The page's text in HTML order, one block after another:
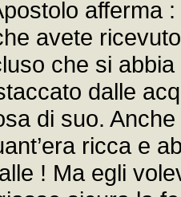
afferma
avete
che si
dalle
di suo.
ricca e
! Ma egli